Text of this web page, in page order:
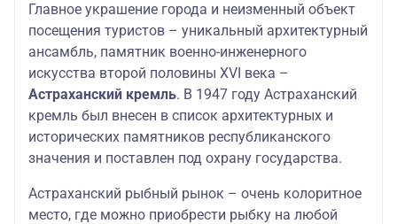
Главное украшение города и неизменный объект
посещения туристов – уникальный архитектурный
ансамбль, памятник военно-инженерного
искусства второй половины XVI века –
Астраханский кремль. В 1947 году Астраханский
кремль был внесен в список архитектурных и
исторических памятников республиканского
значения и поставлен под охрану государства.
Астраханский рыбный рынок – очень колоритное
место, где можно приобрести рыбку на любой